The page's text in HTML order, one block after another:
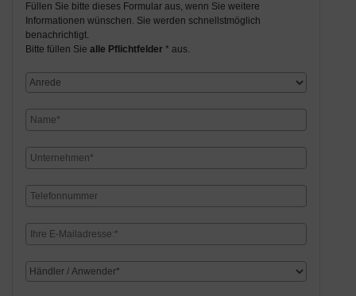
Füllen Sie bitte dieses Formular aus, wenn Sie weitere
Informationen wünschen. Sie werden schnellstmöglich
benachrichtigt.
Bitte füllen Sie alle Pflichtfelder * aus.